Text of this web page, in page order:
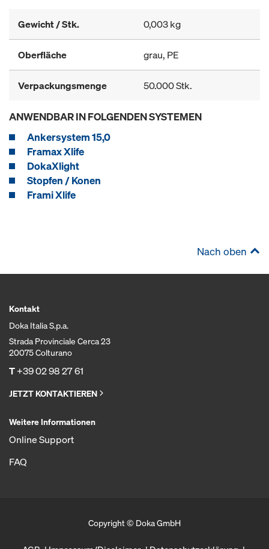
Gewicht / Stk. 0,003 kg
Oberfläche grau, PE
Verpackungsmenge 50.000 Stk.
ANWENDBAR IN FOLGENDEN SYSTEMEN
Ankersystem 15,0
Framax Xlife
DokaXlight
Stopfen / Konen
Frami Xlife
Nach oben
Kontakt
Doka Italia S.p.a.
Strada Provinciale Cerca 23
20075 Colturano
T+39 02 98 27 61
JETZT KONTAKTIEREN
Weitere Informationen
Online Support
FAQ
Copyright © Doka GmbH